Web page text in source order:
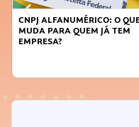
CNPJ ALFANUMÉRICO: O
MUDA PARA QUEM JÁ TEM
EMPRESA?